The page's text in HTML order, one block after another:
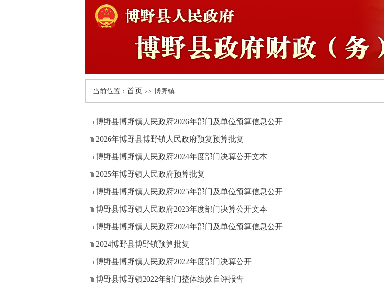
当前位置： 首页 >> 博野镇
博野县博野镇人民政府2026年部门及单位预算信息公开
2026年博野县博野镇人民政府预复预算批复
博野县博野镇人民政府2024年度部门决算公开文本
2025年博野镇人民政府预算批复
博野县博野镇人民政府2025年部门及单位预算信息公开
博野县博野镇人民政府2023年度部门决算公开文本
博野县博野镇人民政府2024年部门及单位预算信息公开
2024博野县博野镇预算批复
博野县博野镇人民政府2022年度部门决算公开
博野县博野镇2022年部门整体绩效自评报告